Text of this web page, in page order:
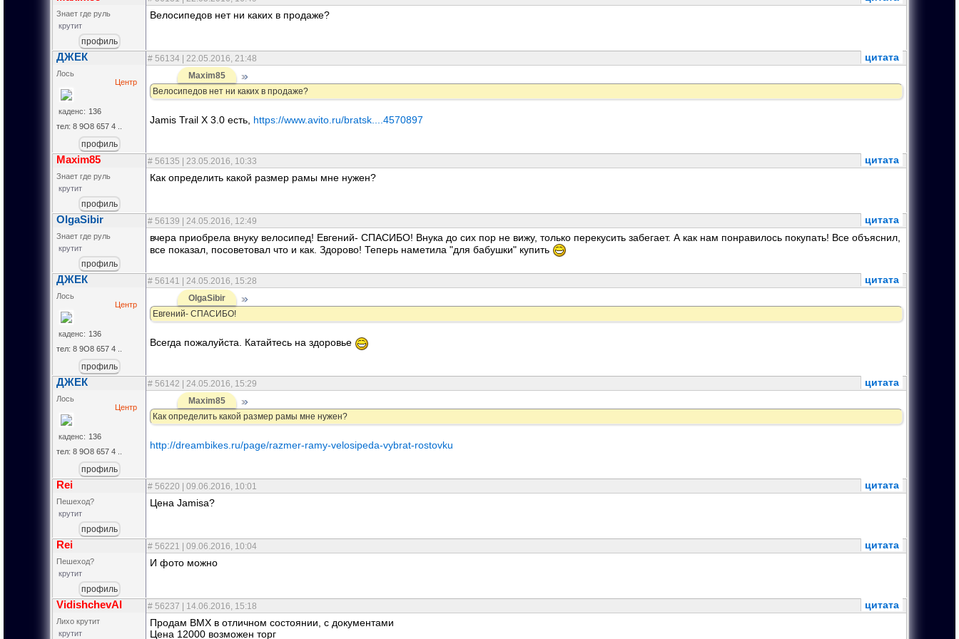
Знает где руль
крутит
Велосипедов нет ни каких в продаже?
профиль
ДЖЕК # 56134 | 22.05.2016, 21:48 цитата
Лось
Центр
каденс: 136
тел: 8 9О8 657 4 ..
Maxim85
Велосипедов нет ни каких в продаже?
Jamis Trail X 3.0 есть, https://www.avito.ru/bratsk....4570897
профиль
Maxim85 # 56135 | 23.05.2016, 10:33 цитата
Знает где руль
крутит
Как определить какой размер рамы мне нужен?
профиль
OlgaSibir # 56139 | 24.05.2016, 12:49 цитата
Знает где руль
крутит
вчера приобрела внуку велосипед! Евгений- СПАСИБО! Внука до сих пор не вижу, только перекусить забегает. А как нам понравилось покупать! Все объяснил,
все показал, посоветовал что и как. Здорово! Теперь наметила "для бабушки" купить
профиль
ДЖЕК # 56141 | 24.05.2016, 15:28 цитата
Лось
Центр
каденс: 136
тел: 8 9О8 657 4 ..
OlgaSibir
Евгений- СПАСИБО!
Всегда пожалуйста. Катайтесь на здоровье
профиль
ДЖЕК # 56142 | 24.05.2016, 15:29 цитата
Лось
Центр
каденс: 136
тел: 8 9О8 657 4 ..
Maxim85
Как определить какой размер рамы мне нужен?
http://dreambikes.ru/page/razmer-ramy-velosipeda-vybrat-rostovku
профиль
Rei # 56220 | 09.06.2016, 10:01 цитата
Пешеход?
крутит
Цена Jamisa?
профиль
Rei # 56221 | 09.06.2016, 10:04 цитата
Пешеход?
крутит
И фото можно
профиль
VidishchevAI # 56237 | 14.06.2016, 15:18 цитата
Лихо крутит
крутит
Продам BMX в отличном состоянии, с документами
Цена 12000 возможен торг